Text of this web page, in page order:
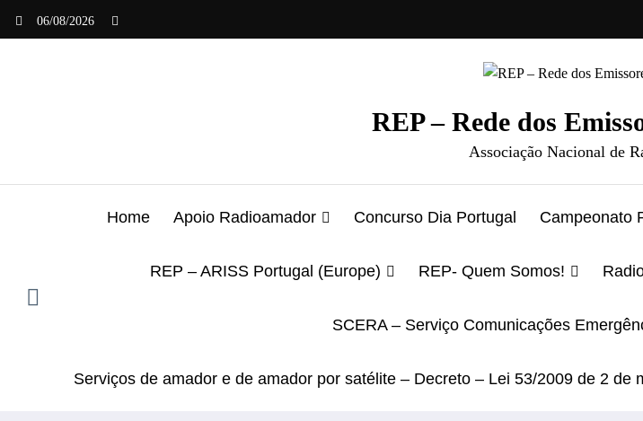
06/08/2026
REP – Rede dos
Associação Nacional de
Home Apoio Radioamador Concurso Dia Portugal Campeonato
REP – ARISS Portugal (Europe) REP- Quem Somos!
SCERA – Serviço Comunicações
Serviços de amador e de amador por satélite – Decreto – Lei 53/2009 de 2